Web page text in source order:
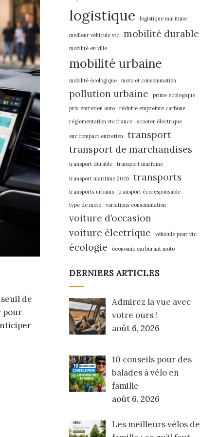
de
pour
logistique logistique maritime
meilleur véhicule vtc mobilité durable
mobilité en ville
mobilité urbaine
mobilité écologique moto et consommation
pollution urbaine
prime écologique
prix entretien auto
réduire empreinte carbone
réglementation vtc france
scooter électrique
suv compact entretien
transport
transport de marchandises
transport durable transport maritime
transport maritime 2026 transports
transports urbains
transport écoresponsable
type de moto
variations consommation
voiture d’occasion
voiture électrique
véhicule pour vtc
écologie économie carburant moto
DERNIERS ARTICLES
Admirez la vue avec
votre ours !
août 6, 2026
10 conseils pour des
balades à vélo en
famille
août 6, 2026
Les meilleurs vélos de